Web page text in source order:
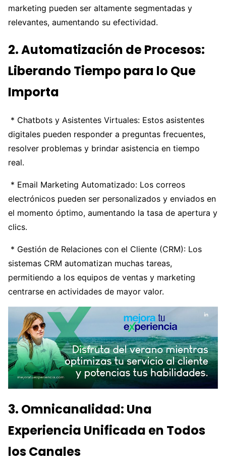
marketing pueden ser altamente segmentadas y
relevantes, aumentando su efectividad.
2. Automatización de Procesos:
Liberando Tiempo para lo Que
Importa
* Chatbots y Asistentes Virtuales: Estos asistentes
digitales pueden responder a preguntas frecuentes,
resolver problemas y brindar asistencia en tiempo
real.
* Email Marketing Automatizado: Los correos
electrónicos pueden ser personalizados y enviados en
el momento óptimo, aumentando la tasa de apertura y
clics.
* Gestión de Relaciones con el Cliente (CRM): Los
sistemas CRM automatizan muchas tareas,
permitiendo a los equipos de ventas y marketing
centrarse en actividades de mayor valor.
3. Omnicanalidad: Una
Experiencia Unificada en Todos
los Canales